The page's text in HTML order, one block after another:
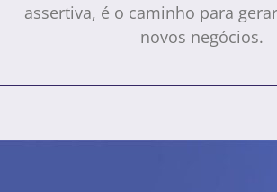
assertiva, é o caminho para
novos negócios.